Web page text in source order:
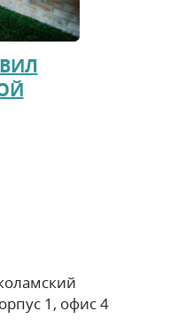
1, офис 4